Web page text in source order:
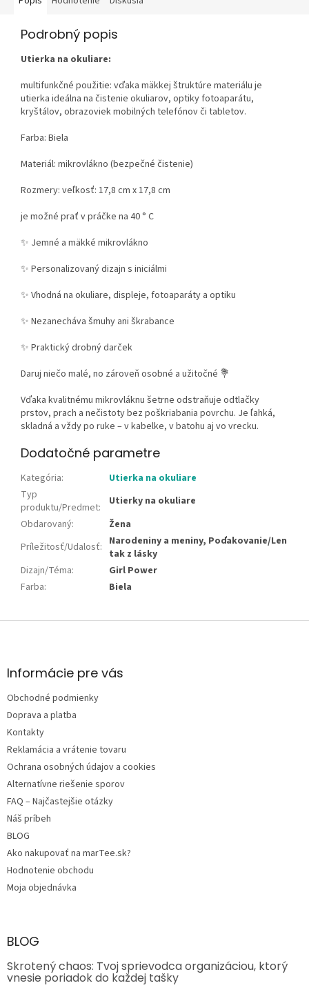
Podrobný popis
Utierka na okuliare:
multifunkčné použitie: vďaka mäkkej štruktúre materiálu je
utierka ideálna na čistenie okuliarov, optiky fotoaparátu,
kryštálov, obrazoviek mobilných telefónov či tabletov.
Farba: Biela
Materiál: mikrovlákno (bezpečné čistenie)
Rozmery: veľkosť: 17,8 cm x 17,8 cm
je možné prať v práčke na 40 ° C
✨ Jemné a mäkké mikrovlákno
✨ Personalizovaný dizajn s iniciálmi
✨ Vhodná na okuliare, displeje, fotoaparáty a optiku
✨ Nezanecháva šmuhy ani škrabance
✨ Praktický drobný darček
Daruj niečo malé, no zároveň osobné a užitočné 💐
Vďaka kvalitnému mikrovláknu šetrne odstraňuje odtlačky
prstov, prach a nečistoty bez poškriabania povrchu. Je ľahká,
skladná a vždy po ruke – v kabelke, v batohu aj vo vrecku.
Dodatočné parametre
Kategória:
Utierka na okuliare
Typ
produktu/Predmet:
Utierky na okuliare
Obdarovaný:
Žena
Príležitosť/Udalosť: Narodeniny a meniny, Poďakovanie/Len
tak z lásky
Dizajn/Téma:
Girl Power
Farba: Biela
Z
ä
e
Informácie pre vás
Obchodné podmienky
Doprava a platba
Kontakty
Reklamácia a vrátenie tovaru
Ochrana osobných údajov a cookies
Alternatívne riešenie sporov
FAQ – Najčastejšie otázky
Náš príbeh
BLOG
Ako nakupovať na marTee.sk?
Hodnotenie obchodu
Moja objednávka
BLOG
Skrotený chaos: Tvoj sprievodca organizáciou, ktorý
vnesie poriadok do každej tašky